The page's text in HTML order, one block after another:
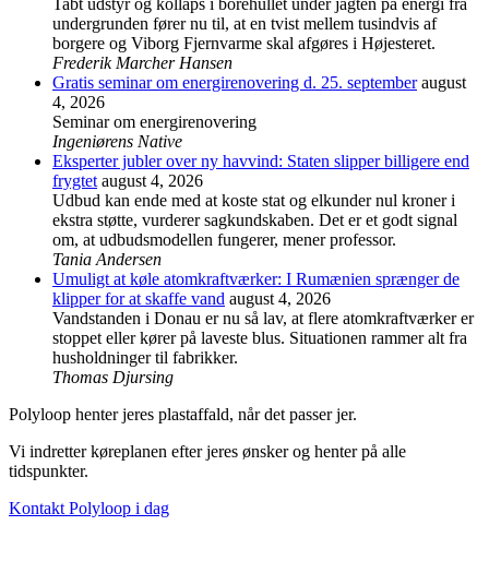
Tabt udstyr og kollaps i borehullet under jagten på energi fra
undergrunden fører nu til, at en tvist mellem tusindvis af
borgere og Viborg Fjernvarme skal afgøres i Højesteret.
Frederik Marcher Hansen
Gratis seminar om energirenovering d. 25. september august
4, 2026
Seminar om energirenovering
Ingeniørens Native
Eksperter jubler over ny havvind: Staten slipper billigere end
frygtet august 4, 2026
Udbud kan ende med at koste stat og elkunder nul kroner i
ekstra støtte, vurderer sagkundskaben. Det er et godt signal
om, at udbudsmodellen fungerer, mener professor.
Tania Andersen
Umuligt at køle atomkraftværker: I Rumænien sprænger de
klipper for at skaffe vand august 4, 2026
Vandstanden i Donau er nu så lav, at flere atomkraftværker er
stoppet eller kører på laveste blus. Situationen rammer alt fra
husholdninger til fabrikker.
Thomas Djursing
Polyloop henter jeres plastaffald, når det passer jer.
Vi indretter køreplanen efter jeres ønsker og henter på alle
tidspunkter.
Kontakt Polyloop i dag